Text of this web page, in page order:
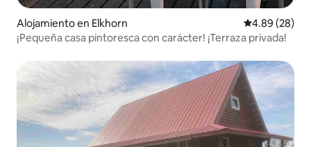
Alojamiento en Elkhorn Calificación
4.89 (28)
¡Pequeña casa pintoresca con carácter! ¡Terraza privada!